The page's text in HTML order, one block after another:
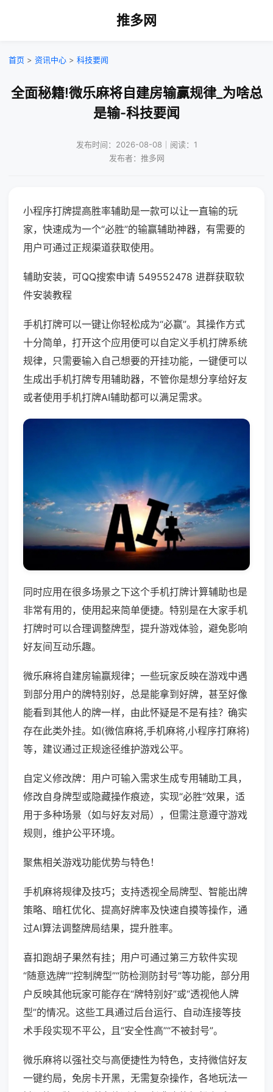
推多网
首页 > 资讯中心 > 科技要闻
全面秘籍!微乐麻将自建房输赢规律_为啥总
是输-科技要闻
发布时间：2026-08-08｜阅读：1
发布者：推多网
小程序打牌提高胜率辅助是一款可以让一直输的玩
家，快速成为一个“必胜”的输赢辅助神器，有需要的
用户可通过正规渠道获取使用。
辅助安装，可QQ搜索申请 549552478 进群获取软
件安装教程
手机打牌可以一键让你轻松成为“必赢”。其操作方式
十分简单，打开这个应用便可以自定义手机打牌系统
规律，只需要输入自己想要的开挂功能，一键便可以
生成出手机打牌专用辅助器，不管你是想分享给好友
或者使用手机打牌AI辅助都可以满足需求。
同时应用在很多场景之下这个手机打牌计算辅助也是
非常有用的，使用起来简单便捷。特别是在大家手机
打牌时可以合理调整牌型，提升游戏体验，避免影响
好友间互动乐趣。
微乐麻将自建房输赢规律；一些玩家反映在游戏中遇
到部分用户的牌特别好，总是能拿到好牌，甚至好像
能看到其他人的牌一样，由此怀疑是不是有挂？确实
存在此类外挂。如(微信麻将,手机麻将,小程序打麻将)
等，建议通过正规途径维护游戏公平。
自定义修改牌：用户可输入需求生成专用辅助工具，
修改自身牌型或隐藏操作痕迹，实现“必胜”效果，适
用于多种场景（如与好友对局），但需注意遵守游戏
规则，维护公平环境。
聚焦相关游戏功能优势与特色！
手机麻将规律及技巧；支持透视全局牌型、智能出牌
策略、暗杠优化、提高好牌率及快速自摸等操作，通
过AI算法调整牌局结果，提升胜率。
喜扣跑胡子果然有挂；用户可通过第三方软件实现
“随意选牌”“控制牌型”“防检测防封号”等功能，部分用
户反映其他玩家可能存在“牌特别好”或“透视他人牌
型”的情况。这些工具通过后台运行、自动连接等技
术手段实现不平公，且“安全性高”“不被封号”。
微乐麻将以强社交与高便捷性为特色，支持微信好友
一键约局，免房卡开黑，无需复杂操作，各地玩法一